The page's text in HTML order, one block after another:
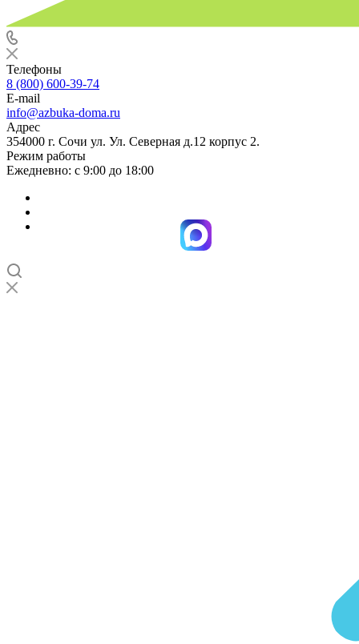
Телефоны
8 (800) 600-39-74
E-mail
info@azbuka-doma.ru
Адрес
354000 г. Сочи ул. Ул. Северная д.12 корпус 2.
Режим работы
Ежедневно: с 9:00 до 18:00